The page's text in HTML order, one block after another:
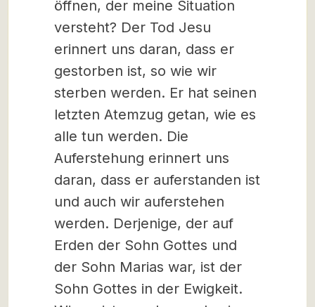
öffnen, der meine Situation
versteht? Der Tod Jesu
erinnert uns daran, dass er
gestorben ist, so wie wir
sterben werden. Er hat seinen
letzten Atemzug getan, wie es
alle tun werden. Die
Auferstehung erinnert uns
daran, dass er auferstanden ist
und auch wir auferstehen
werden. Derjenige, der auf
Erden der Sohn Gottes und
der Sohn Marias war, ist der
Sohn Gottes in der Ewigkeit.